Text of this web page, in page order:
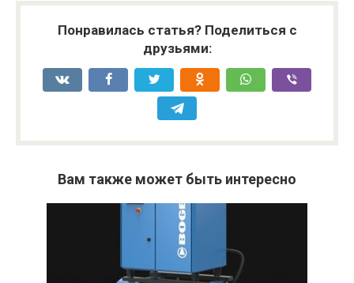
Понравилась статья? Поделиться с
друзьями:
Вам также может быть интересно